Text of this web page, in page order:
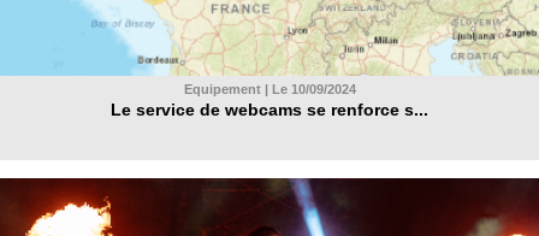
Equipement | Le 10/09/2024
Le service de webcams se renforce s...